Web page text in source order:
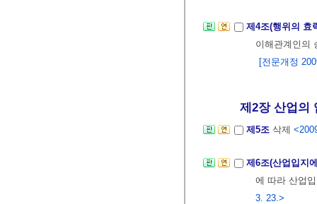
제4조(행위의 효
이해관계인의
[전문개정
제2장 산업의
제5조 삭제
제6조(산업입지
에 따라 산업
3. 23.>